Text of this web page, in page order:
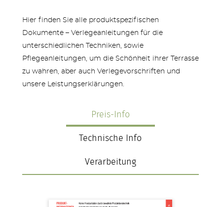
Hier finden Sie alle produktspezifischen
Dokumente – Verlegeanleitungen für die
unterschiedlichen Techniken, sowie
Pflegeanleitungen, um die Schönheit ihrer Terrasse
zu wahren, aber auch Verlegevorschriften und
unsere Leistungserklärungen.
Preis-Info
Technische Info
Verarbeitung